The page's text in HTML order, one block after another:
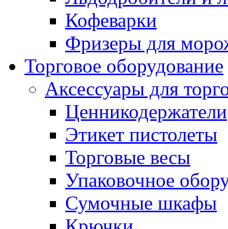
Кофеварки
Фризеры для
Торговое оборудование
Аксессуары для
Ценникодержатели
Этикет пистолеты
Торговые весы
Упаковочное
Сумочные шкафы